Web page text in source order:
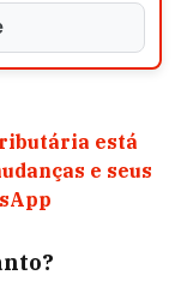
está
e seus